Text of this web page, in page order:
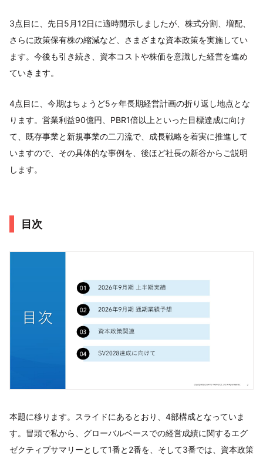
3点目に、先日5月12日に適時開示しましたが、株式分割、増配、
さらに政策保有株の縮減など、さまざまな資本政策を実施してい
ます。今後も引き続き、資本コストや株価を意識した経営を進め
ていきます。
4点目に、今期はちょうど5ヶ年長期経営計画の折り返し地点とな
ります。営業利益90億円、PBR1倍以上といった目標達成に向け
て、既存事業と新規事業の二刀流で、成長戦略を着実に推進して
いますので、その具体的な事例を、後ほど社長の新谷からご説明
します。
目次
本題に移ります。スライドにあるとおり、4部構成となっていま
す。冒頭で私から、グローバルベースでの経営成績に関するエグ
ゼクティブサマリーとして1番と2番を、そして3番では、資本政策